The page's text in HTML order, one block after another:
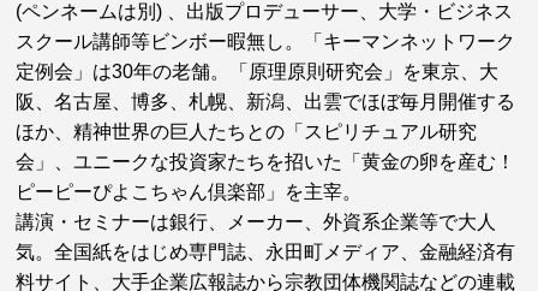
(ペンネームは別) 、出版プロデューサー、大学・ビジネス
スクール講師等ビンボー暇無し。「キーマンネットワーク
定例会」は30年の老舗。「原理原則研究会」を東京、大
阪、名古屋、博多、札幌、新潟、出雲でほぼ毎月開催する
ほか、精神世界の巨人たちとの「スピリチュアル研究
会」、ユニークな投資家たちを招いた「黄金の卵を産む！
ピーピーぴよこちゃん倶楽部」を主宰。
講演・セミナーは銀行、メーカー、外資系企業等で大人
気。全国紙をはじめ専門誌、永田町メディア、金融経済有
料サイト、大手企業広報誌から宗教団体機関誌などの連載